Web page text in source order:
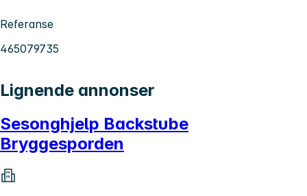
Referanse
465079735
Lignende annonser
Sesonghjelp Backstube
Bryggesporden